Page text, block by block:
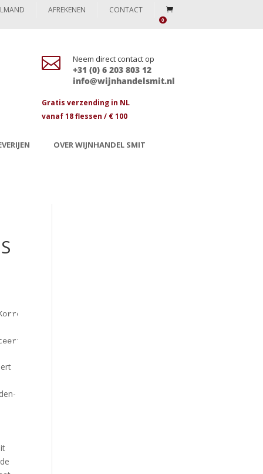
AFREKENEN CONTACT
0
 Neem direct contact op
+31 (0) 6 203 803 12
info@wijnhandelsmit.nl
Gratis verzending in NL
vanaf 18 flessen / € 100
OVER WIJNHANDEL SMIT
PARADIES is het hart van het wijnhuis en de
een elegant en expressief bouquet van rijpe